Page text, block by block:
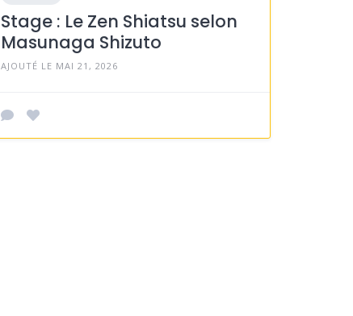
Stage : Le Zen Shiatsu selon
Masunaga Shizuto
AJOUTÉ LE MAI 21, 2026